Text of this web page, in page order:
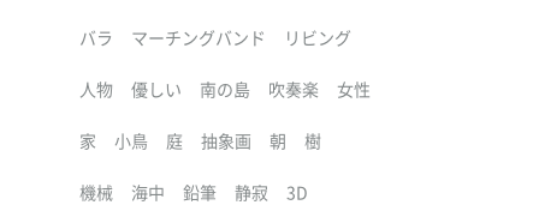
バラ マーチングバンド リビング
人物 優しい 南の島 吹奏楽 女性
家 小鳥 庭 抽象画 朝 樹
機械 海中 鉛筆 静寂 3D